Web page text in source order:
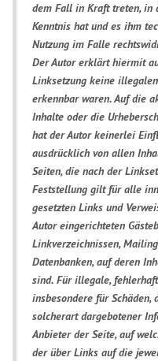
dem Fall in Kraft treten, in
Kenntnis hat und es ihm
Nutzung im Falle
Der Autor erklärt hiermit
Linksetzung keine
erkennbar waren. Auf die
Inhalte oder die
hat der Autor keinerlei
ausdrücklich von allen
Seiten, die nach der
Feststellung gilt für alle
gesetzten Links und
Autor eingerichteten
Linkverzeichnissen,
Datenbanken, auf deren
sind. Für illegale,
insbesondere für
solcherart dargebotener
Anbieter der Seite, auf
der über Links auf die